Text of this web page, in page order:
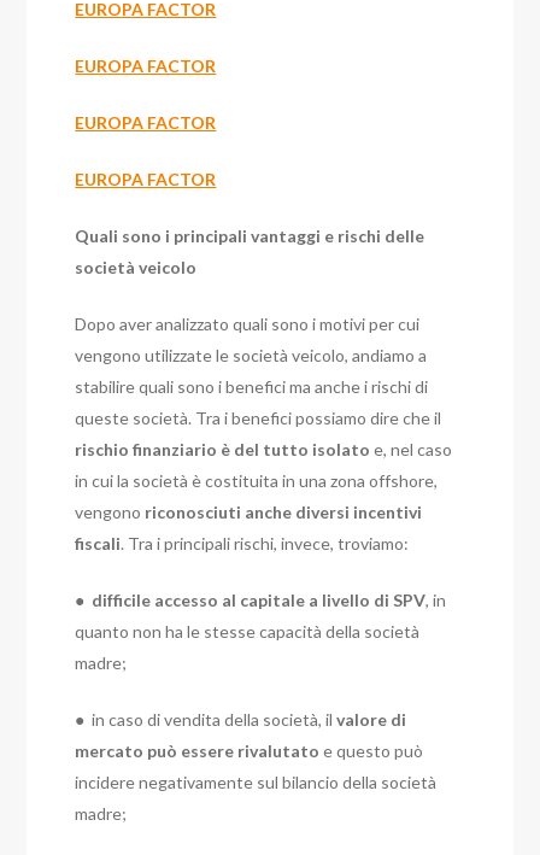
EUROPA FACTOR
EUROPA FACTOR
EUROPA FACTOR
EUROPA FACTOR
Quali sono i principali vantaggi e rischi delle
società veicolo
Dopo aver analizzato quali sono i motivi per cui
vengono utilizzate le società veicolo, andiamo a
stabilire quali sono i benefici ma anche i rischi di
queste società. Tra i benefici possiamo dire che il
rischio finanziario è del tutto isolato e, nel caso
in cui la società è costituita in una zona offshore,
vengono riconosciuti anche diversi incentivi
fiscali. Tra i principali rischi, invece, troviamo:
● difficile accesso al capitale a livello di SPV, in
quanto non ha le stesse capacità della società
madre;
● in caso di vendita della società, ilvalore di
mercato può essere rivalutato e questo può
incidere negativamente sul bilancio della società
madre;